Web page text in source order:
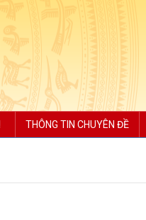
THÔNG TIN CHUYÊN ĐỀ